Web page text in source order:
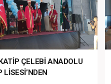
ÇELEBİ ANADOLU